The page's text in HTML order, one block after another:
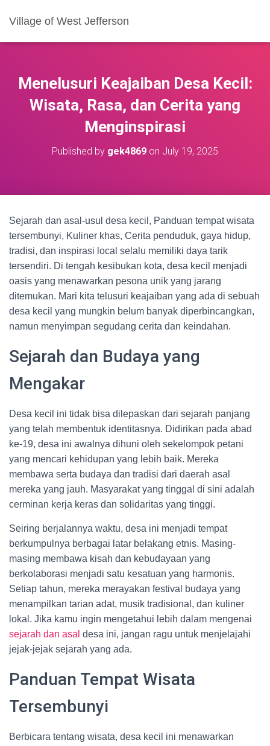
Village of West Jefferson
Menelusuri Keajaiban Desa Kecil:
Wisata, Rasa, dan Cerita yang
Menginspirasi
Published by gek4869 on July 19, 2025
Sejarah dan asal-usul desa kecil, Panduan tempat wisata
tersembunyi, Kuliner khas, Cerita penduduk, gaya hidup,
tradisi, dan inspirasi local selalu memiliki daya tarik
tersendiri. Di tengah kesibukan kota, desa kecil menjadi
oasis yang menawarkan pesona unik yang jarang
ditemukan. Mari kita telusuri keajaiban yang ada di sebuah
desa kecil yang mungkin belum banyak diperbincangkan,
namun menyimpan segudang cerita dan keindahan.
Sejarah dan Budaya yang
Mengakar
Desa kecil ini tidak bisa dilepaskan dari sejarah panjang
yang telah membentuk identitasnya. Didirikan pada abad
ke-19, desa ini awalnya dihuni oleh sekelompok petani
yang mencari kehidupan yang lebih baik. Mereka
membawa serta budaya dan tradisi dari daerah asal
mereka yang jauh. Masyarakat yang tinggal di sini adalah
cerminan kerja keras dan solidaritas yang tinggi.
Seiring berjalannya waktu, desa ini menjadi tempat
berkumpulnya berbagai latar belakang etnis. Masing-
masing membawa kisah dan kebudayaan yang
berkolaborasi menjadi satu kesatuan yang harmonis.
Setiap tahun, mereka merayakan festival budaya yang
menampilkan tarian adat, musik tradisional, dan kuliner
lokal. Jika kamu ingin mengetahui lebih dalam mengenai
sejarah dan asal desa ini, jangan ragu untuk menjelajahi
jejak-jejak sejarah yang ada.
Panduan Tempat Wisata
Tersembunyi
Berbicara tentang wisata, desa kecil ini menawarkan